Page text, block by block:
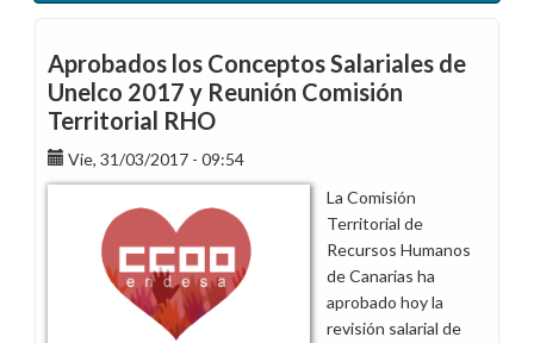
Aprobados los Conceptos Salariales de
Unelco 2017 y Reunión Comisión
Territorial RHO
Vie, 31/03/2017 - 09:54
La Comisión
Territorial de
Recursos Humanos
de Canarias ha
aprobado hoy la
revisión salarial de